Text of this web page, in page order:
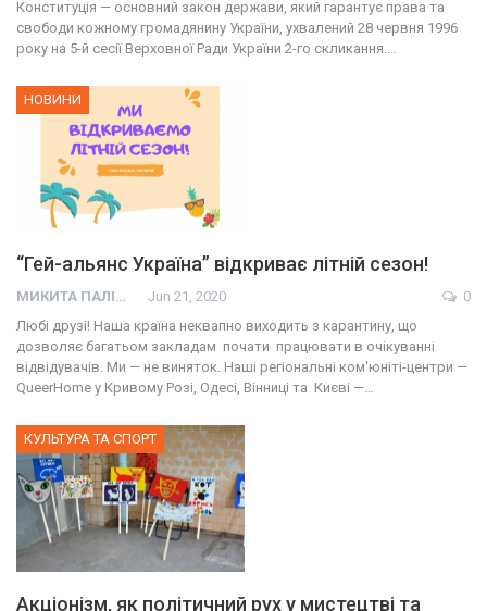
Конституція — основний закон держави, який гарантує права та
свободи кожному громадянину України, ухвалений 28 червня 1996
року на 5-й сесії Верховної Ради України 2-го скликання.…
НОВИНИ
“Гей-альянс Україна” відкриває літній сезон!
МИКИТА ПАЛІЙ Jun 21, 2020
0
Любі друзі! Наша країна неквапно виходить з карантину, що
дозволяє багатьом закладам почати працювати в очікуванні
відвідувачів. Ми — не виняток. Наші регіональні ком'юніті-центри —
QueerHome у Кривому Розі, Одесі, Вінниці та Києві —…
КУЛЬТУРА ТА СПОРТ
Акціонізм, як політичний рух у мистецтві та